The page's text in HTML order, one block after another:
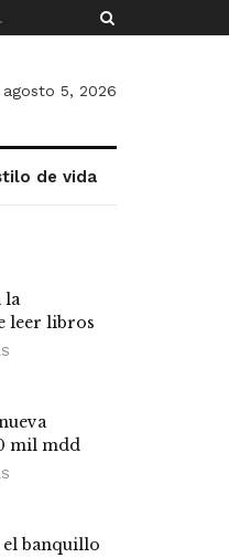
5, 2026
de vida
la
leer libros
mil mdd
el banquillo